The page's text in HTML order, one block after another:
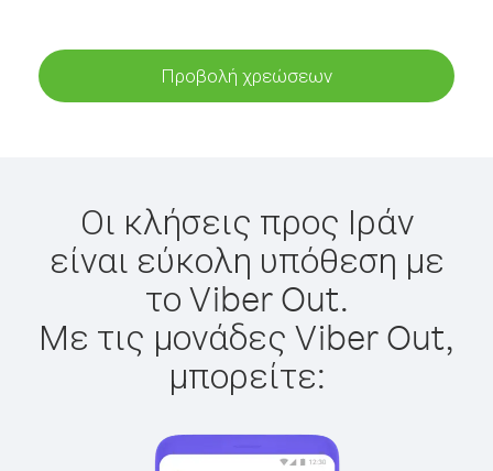
Προβολή χρεώσεων
Οι κλήσεις προς Ιράν
είναι εύκολη υπόθεση με
το Viber Out.
Με τις μονάδες Viber Out,
μπορείτε: